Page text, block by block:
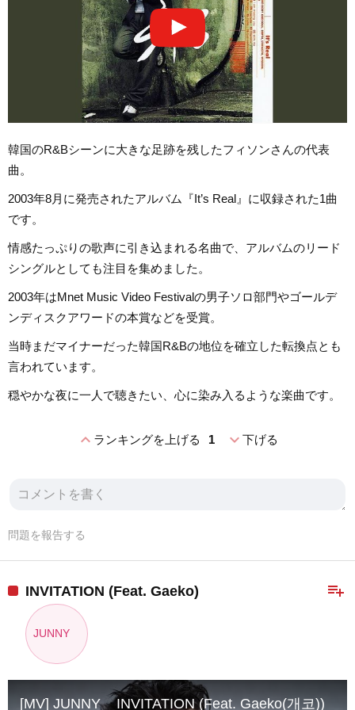
韓国のR&Bシーンに大きな足跡を残したフィソンさんの代表
曲。
2003年8月に発売されたアルバム『It’s Real』に収録された1曲
です。
情感たっぷりの歌声に引き込まれる名曲で、アルバムのリード
シングルとしても注目を集めました。
2003年はMnet Music Video Festivalの男子ソロ部門やゴールデ
ンディスクアワードの本賞などを受賞。
当時まだマイナーだった韓国R&Bの地位を確立した転換点とも
言われています。
穏やかな夜に一人で聴きたい、心に染み入るような楽曲です。
expand_lessランキングを上げる 1 expand_more下げる
問題を報告する
playlist_add
INVITATION (Feat. Gaeko)
JUNNY
[MV] JUNNY _ INVITATION (Feat. Gaeko(개코))